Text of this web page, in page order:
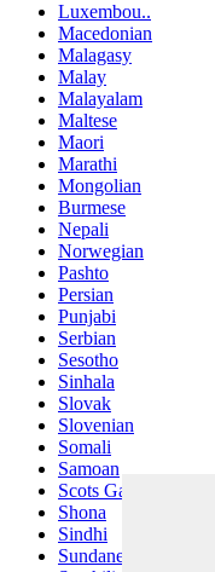
Luxembou..
Macedonian
Malagasy
Malay
Malayalam
Maltese
Maori
Marathi
Mongolian
Burmese
Nepali
Norwegian
Pashto
Persian
Punjabi
Serbian
Sesotho
Sinhala
Slovak
Slovenian
Somali
Samoan
Scots Gaelic
Shona
Sindhi
Sundanese